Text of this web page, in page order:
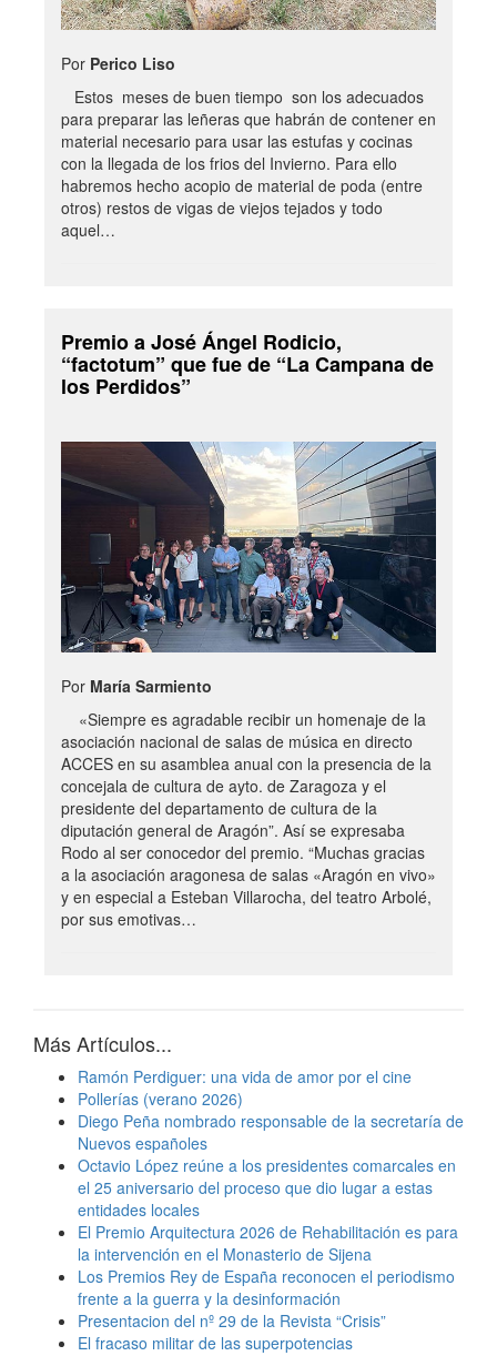
Por Perico Liso
Estos meses de buen tiempo son los adecuados
para preparar las leñeras que habrán de contener en
material necesario para usar las estufas y cocinas
con la llegada de los frios del Invierno. Para ello
habremos hecho acopio de material de poda (entre
otros) restos de vigas de viejos tejados y todo
aquel…
Premio a José Ángel Rodicio,
“factotum” que fue de “La Campana de
los Perdidos”
Por María Sarmiento
«Siempre es agradable recibir un homenaje de la
asociación nacional de salas de música en directo
ACCES en su asamblea anual con la presencia de la
concejala de cultura de ayto. de Zaragoza y el
presidente del departamento de cultura de la
diputación general de Aragón”. Así se expresaba
Rodo al ser conocedor del premio. “Muchas gracias
a la asociación aragonesa de salas «Aragón en vivo»
y en especial a Esteban Villarocha, del teatro Arbolé,
por sus emotivas…
Más Artículos...
Ramón Perdiguer: una vida de amor por el cine
Pollerías (verano 2026)
Diego Peña nombrado responsable de la secretaría de
Nuevos españoles
Octavio López reúne a los presidentes comarcales en
el 25 aniversario del proceso que dio lugar a estas
entidades locales
El Premio Arquitectura 2026 de Rehabilitación es para
la intervención en el Monasterio de Sijena
Los Premios Rey de España reconocen el periodismo
frente a la guerra y la desinformación
Presentacion del nº 29 de la Revista “Crisis”
El fracaso militar de las superpotencias